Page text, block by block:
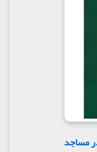
مساجد